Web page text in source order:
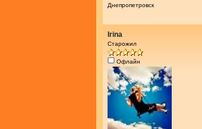
Днепропетровск
Irina
Старожил
Офлайн